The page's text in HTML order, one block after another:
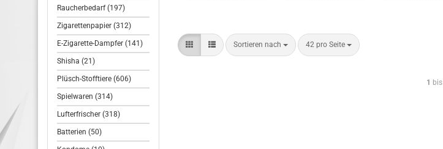
Sortieren nach 42 pro Seite
1 bis
Raucherbedarf (197)
Zigarettenpapier (312)
E-Zigarette-Dampfer (141)
Shisha (21)
Plüsch-Stofftiere (606)
Spielwaren (314)
Lufterfrischer (318)
Batterien (50)